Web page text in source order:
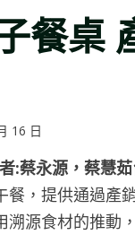
餐桌
16 日
:蔡永源，蔡慧茹
餐，提供通過產
溯源食材的推動